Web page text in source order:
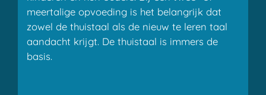
meertalige opvoeding is het belangrijk dat
zowel de thuistaal als de nieuw te leren taal
aandacht krijgt. De thuistaal is immers de
basis.